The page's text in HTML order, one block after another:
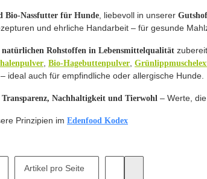
Bio-Nassfutter für Hunde , liebevoll in unserer
und ehrliche Handarbeit – für gesunde
natürlichen Rohstoffen in Lebensmittelqualität
Bio-Hagebuttenpulver
– ideal auch für empfindliche oder allergische Hunde.
Transparenz, Nachhaltigkeit und Tierwohl – Werte,
Prinzipien im Edenfood Kodex
Artikel pro Seite